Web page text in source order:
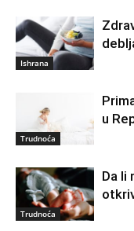
Ishrana
Trudnoća
u
Trudnoća
Da li